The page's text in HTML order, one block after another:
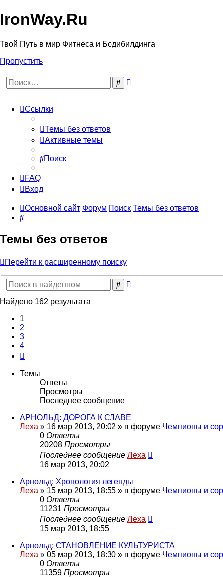
IronWay.Ru
Твой Путь в мир Фитнеса и Бодибилдинга
Пропустить
Поиск
Ссылки
Темы без ответов
Активные темы
Поиск
FAQ
Вход
Основной сайт Форум Поиск Темы без ответов
Поиск
Темы без ответов
Перейти к расширенному поиску
Поиск
Найдено 162 результата
1
2
3
4
Темы
Ответы
Просмотры
Последнее сообщение
АРНОЛЬД: ДОРОГА К СЛАВЕ
Леха » 16 мар 2013, 20:02 » в форуме Чемпионы и
0 Ответы
20208 Просмотры
Последнее сообщение Леха
16 мар 2013, 20:02
Арнольд: Хронология легенды
Леха » 15 мар 2013, 18:55 » в форуме Чемпионы и
0 Ответы
11231 Просмотры
Последнее сообщение Леха
15 мар 2013, 18:55
Арнольд: СТАНОВЛЕНИЕ КУЛЬТУРИСТА
Леха » 05 мар 2013, 18:30 » в форуме Чемпионы и
0 Ответы
11359 Просмотры